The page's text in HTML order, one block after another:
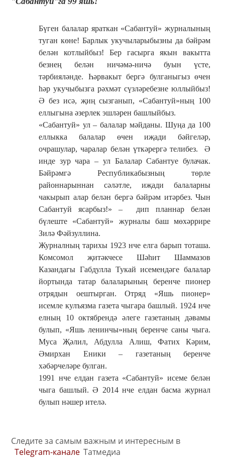
Бүген балалар яраткан «Сабантуй» журналының
туган көне! Барлык укучыларыбызны да бәйрәм
белән котлыйбыз! Бер гасырга якын вакытта
безнең белән ничәмә-ничә буын үсте,
тәрбияләнде. Һәрвакыт бергә булганыгыз өчен
һәр укучыбызга рәхмәт сүзләребезне юллыйбыз!
Ә без исә, җиң сызганып, «Сабантуй»ның 100
еллыгына әзерлек эшләрен башлыйбыз.
«Сабантуй» ул – балалар мәйданы. Шуңа да 100
еллыкка балалар өчен иҗади бәйгеләр,
очрашулар, чаралар белән үткәрергә телибез. Ә
инде зур чара – ул Балалар Сабантуе булачак.
Бәйрәмгә Республикабызның төрле
районнарыннан сәләтле, иҗади балаларны
чакырып алар белән бергә бәйрәм итәрбез. Чын
Сабантуй ясарбыз!» – дип планнар белән
бүлеште «Сабантуй» журналы баш мөхәррире
Зилә Фәйзуллина.
Журналның тарихы 1923 нче елга барып тоташа.
Комсомол җитәкчесе Шәһит Шаммазов
Казандагы Габдулла Тукай исемендәге балалар
йортында татар балаларының беренче пионер
отрядын оештырган. Отряд «Яшь пионер»
исемле кулъязма газета чыгара башлый. 1924 нче
елның 10 октябрендә әлеге газетаның дәвамы
булып, «Яшь ленинчы»ның беренче саны чыга.
Муса Җәлил, Абдулла Алиш, Фатих Кәрим,
Әмирхан Еники – газетаның беренче
хәбәрчеләре булган.
1991 нче елдан газета «Сабантуй» исеме белән
чыга башлый. Ә 2014 нче елдан басма журнал
булып нәшер ителә.
Следите за самым важным и интересным в
Telegram-канале Татмедиа